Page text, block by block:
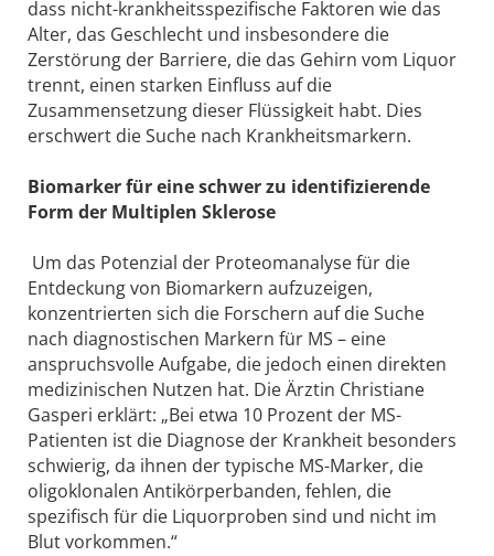
dass nicht-krankheitsspezifische Faktoren wie das
Alter, das Geschlecht und insbesondere die
Zerstörung der Barriere, die das Gehirn vom Liquor
trennt, einen starken Einfluss auf die
Zusammensetzung dieser Flüssigkeit habt. Dies
erschwert die Suche nach Krankheitsmarkern.
Biomarker für eine schwer zu identifizierende
Form der Multiplen Sklerose
Um das Potenzial der Proteomanalyse für die
Entdeckung von Biomarkern aufzuzeigen,
konzentrierten sich die Forschern auf die Suche
nach diagnostischen Markern für MS – eine
anspruchsvolle Aufgabe, die jedoch einen direkten
medizinischen Nutzen hat. Die Ärztin Christiane
Gasperi erklärt: „Bei etwa 10 Prozent der MS-
Patienten ist die Diagnose der Krankheit besonders
schwierig, da ihnen der typische MS-Marker, die
oligoklonalen Antikörperbanden, fehlen, die
spezifisch für die Liquorproben sind und nicht im
Blut vorkommen.“